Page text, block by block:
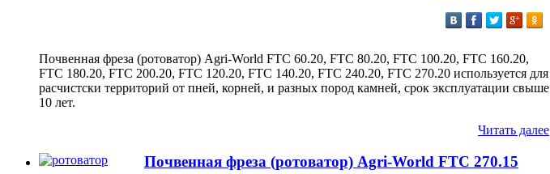
Почвенная фреза (ротоватор) Agri-World FTC 60.20, FTC 80.20, FTC 100.20, FTC 160.20,
FTC 180.20, FTC 200.20, FTC 120.20, FTC 140.20, FTC 240.20, FTC 270.20 используется для
расчистски территорий от пней, корней, и разных пород камней, срок эксплуатации свыше
10 лет.
Читать далее
Почвенная фреза (ротоватор) Agri-World FTC 270.15